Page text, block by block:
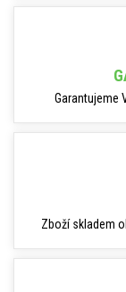
Garantujeme
Zboží skladem